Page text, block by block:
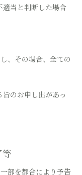
適当と判断した場合
、その場合、全ての
のお申し出があっ
部を都合により予告